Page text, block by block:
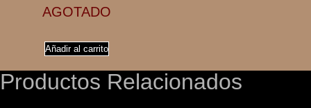
AGOTADO
Añadir al carrito
Productos Relacionados